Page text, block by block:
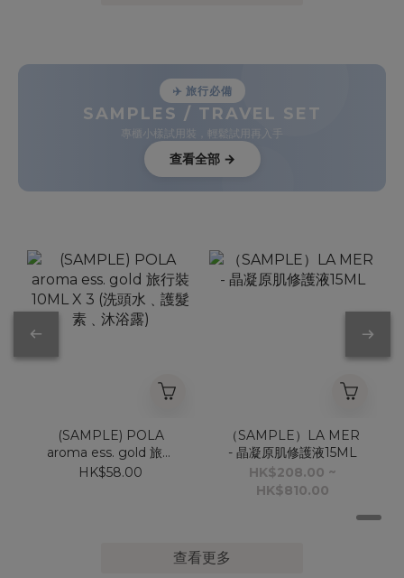
✈️ 旅行必備
SAMPLES / TRAVEL SET
專櫃小樣試用裝，輕鬆試用再入手
查看全部 →
(SAMPLE) POLA
aroma ess. gold 旅行
裝 10ML X 3 (洗頭水﹑
HK$58.00
（SAMPLE）LA MER
- 晶凝原肌修護液15ML
HK$208.00 ~
HK$810.00
查看更多